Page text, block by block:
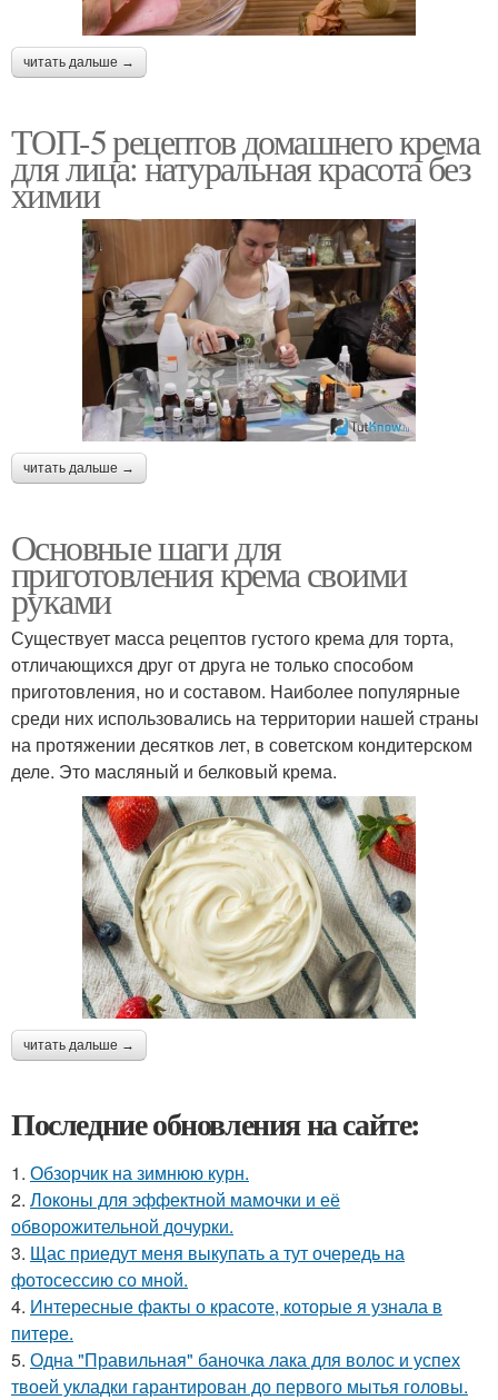
читать дальше →
ТОП-5 рецептов домашнего крема
для лица: натуральная красота без
химии
читать дальше →
Основные шаги для
приготовления крема своими
руками
Существует масса рецептов густого крема для торта,
отличающихся друг от друга не только способом
приготовления, но и составом. Наиболее популярные
среди них использовались на территории нашей страны
на протяжении десятков лет, в советском кондитерском
деле. Это масляный и белковый крема.
читать дальше →
Последние обновления на сайте:
1. Обзорчик на зимнюю курн.
2. Локоны для эффектной мамочки и её
обворожительной дочурки.
3. Щас приедут меня выкупать а тут очередь на
фотосессию со мной.
4. Интересные факты о красоте, которые я узнала в
питере.
5. Одна "Правильная" баночка лака для волос и успех
твоей укладки гарантирован до первого мытья головы.